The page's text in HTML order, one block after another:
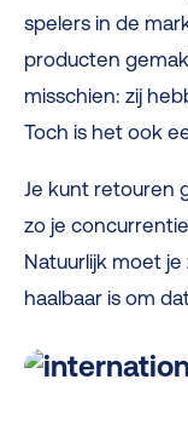
spelers in de
producten
misschien: zij
Toch is het ook
Je kunt retouren
zo je
Natuurlijk moet
haalbaar is om